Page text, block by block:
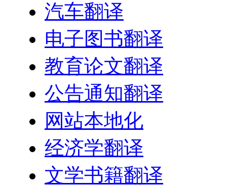
汽车翻译
电子图书翻译
教育论文翻译
公告通知翻译
网站本地化
经济学翻译
文学书籍翻译